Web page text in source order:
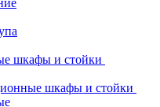
шкафы и стойки
шкафы и стойки